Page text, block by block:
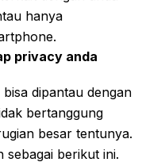
hanya
privacy anda
dipantau dengan
bertanggung
besar tentunya.
sebagai berikut ini.